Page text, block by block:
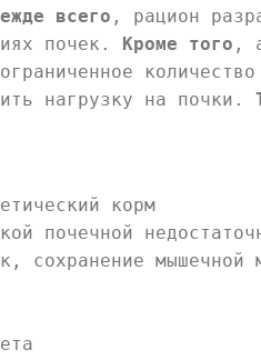
всего , рацион
почек. Кроме того ,
нагрузку на почки.
корм
почечной
сохранение